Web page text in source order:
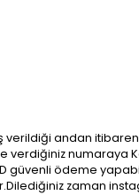
verildiği andan
numaraya
güvenli ödeme
zaman